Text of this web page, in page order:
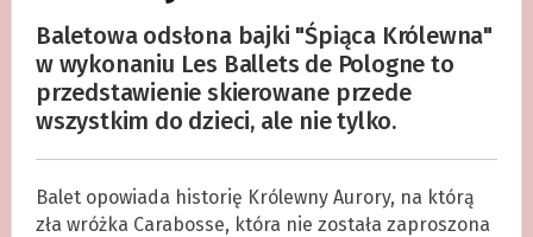
Baletowa odsłona bajki "Śpiąca Królewna"
w wykonaniu Les Ballets de Pologne to
przedstawienie skierowane przede
wszystkim do dzieci, ale nie tylko.
Balet opowiada historię Królewny Aurory, na którą
zła wróżka Carabosse, która nie została zaproszona